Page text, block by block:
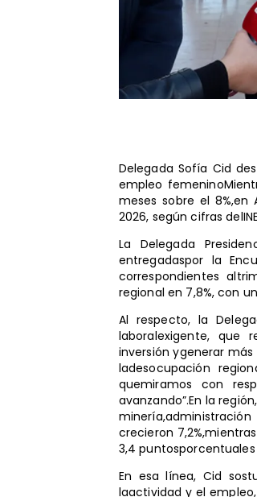
​Delegada Sofía Cid
empleo
meses sobre el
2026, según cifras
La Delegada
entregadaspor la
correspondientes
regional en 7,8%, con
Al respecto, la
laboralexigente, que
inversión ygenerar
ladesocupación
quemiramos con
avanzando”.En la
crecieron
3,4
En esa línea, Cid
laactividad y el